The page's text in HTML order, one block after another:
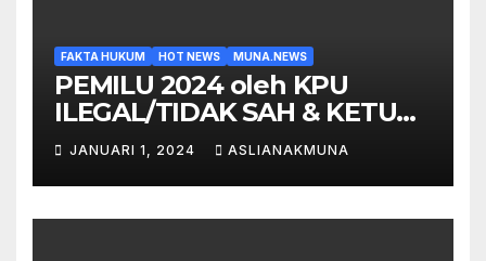
FAKTA HUKUM HOT NEWS MUNA.NEWS
PEMILU 2024 oleh KPU
ILEGAL/TIDAK SAH & KETUA
KPU dalam Laporan Polisi
satu Paket SI-MPR RI
JANUARI 1, 2024 ASLIANAKMUNA